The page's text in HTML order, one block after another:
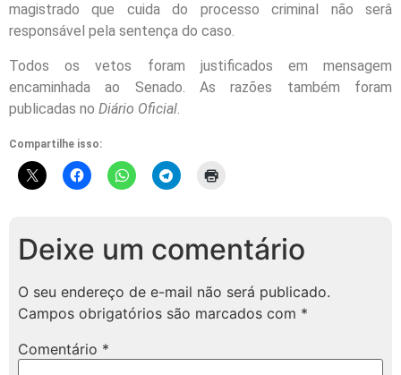
magistrado que cuida do processo criminal não serâ
responsável pela sentença do caso.
Todos os vetos foram justificados em mensagem
encaminhada ao Senado. As razões também foram
publicadas no Diário Oficial
Compartilhe isso:
Deixe um comentário
O seu endereço de e-mail não será publicado.
Campos obrigatórios são marcados com *
Comentário *